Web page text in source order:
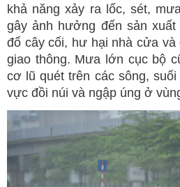
khả năng xảy ra lốc, sét,
gây ảnh hưởng đến sản
đổ cây cối, hư hại nhà cửa và
giao thông. Mưa lớn cục bộ
cơ lũ quét trên các sông,
vực đồi núi và ngập úng ở